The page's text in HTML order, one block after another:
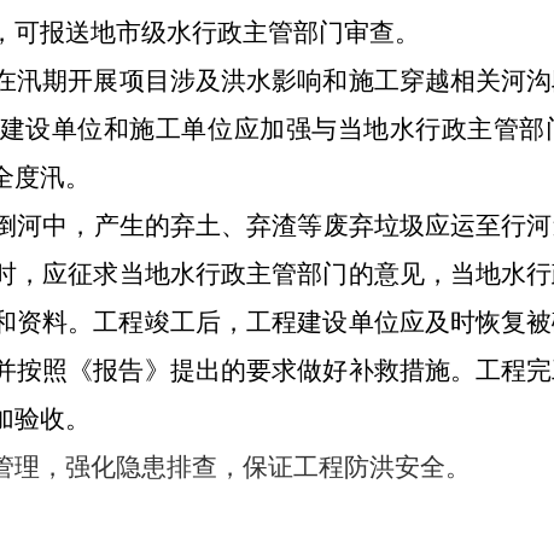
报送地市级水行政主管部门审查。
汛期开展项目涉及洪水影响和施工穿越相关河
设单位和施工单位应加强与当地水行政主管
汛。
河中，产生的弃土、弃渣等废弃垃圾应运至行
，应征求当地水行政主管部门的意见，当地水
资料。工程竣工后，工程建设单位应及时恢复
按照《报告》提出的要求做好补救措施。工程
收。
理 ，强化隐患排查，保证工程防洪安全。